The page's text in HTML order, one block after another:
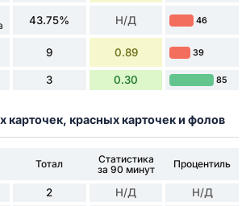
43.75% Н/Д 46
9 0.89 39
3 0.30 85
карточек, красных карточек и фолов
Тотал
Статистика
за 90 минут
Процентиль
2 Н/Д Н/Д